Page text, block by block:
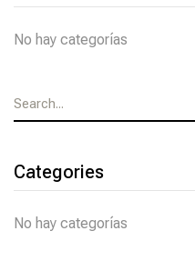
No hay categorías
Categories
No hay categorías